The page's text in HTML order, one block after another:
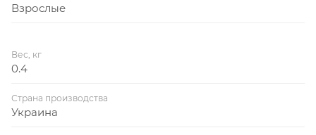
Взрослые
Вес, кг
0.4
Страна производства
Украина